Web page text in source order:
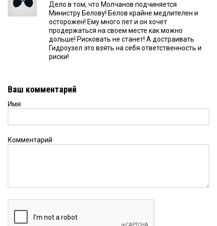
Дело в том, что Молчанов подчиняется
Министру Белову! Белов крайне медлителен и
осторожен! Ему много лет и он хочет
продержаться на своем месте как можно
дольше! Рисковать не станет! А достраивать
Гидроузел это взять на себя ответственность и
риски!
Ваш комментарий
Имя
Комментарий